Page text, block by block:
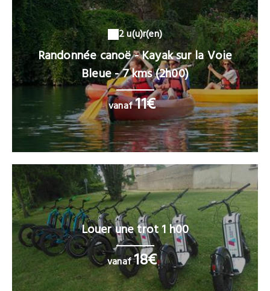
2 u(u)r(en)
Randonnée canoë - Kayak sur la Voie
Bleue - 7 kms (2h00)
vanaf11€
Louer une trot 1 h00
vanaf18€